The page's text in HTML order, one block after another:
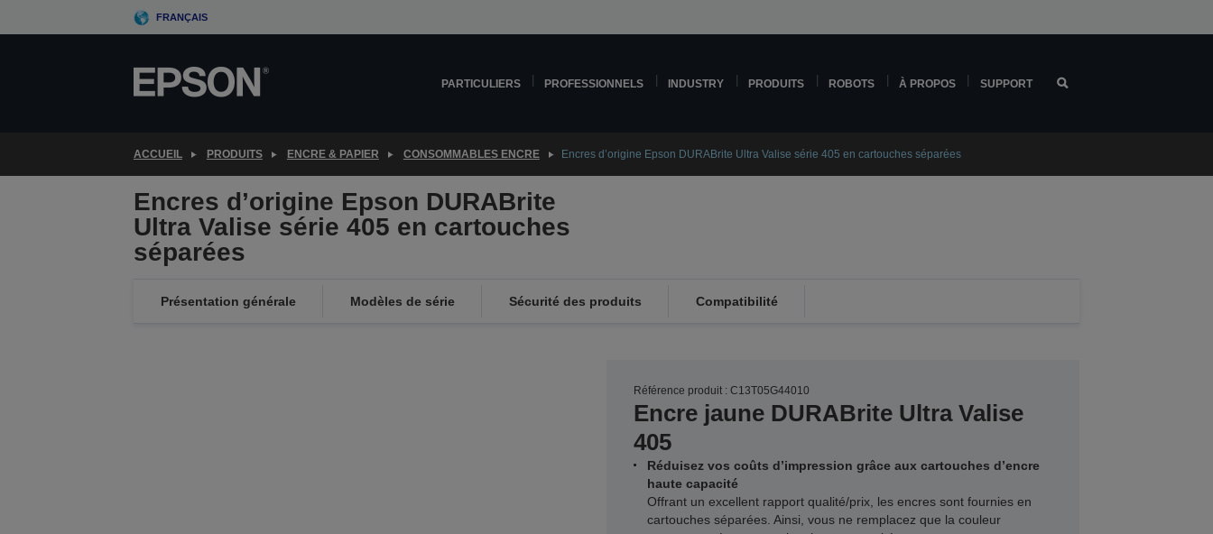
to
FRANÇAIS
PARTICULIERS PROFESSIONNELS INDUSTRY PRODUITS ROBOTS À PROPOS SUPPORT
ACCUEIL PRODUITS ENCRE & PAPIER CONSOMMABLES ENCRE Encres d’origine Epson DURABrite Ultra Valise série 405 en cartouches séparées
Encres d’origine Epson DURABrite
Ultra Valise série 405 en cartouches
séparées
Présentation générale Modèles de série Sécurité des produits Compatibilité
Référence produit : C13T05G44010
Encre jaune DURABrite Ultra Valise
405
Réduisez vos coûts d’impression grâce aux cartouches d’encre
haute capacité
Offrant un excellent rapport qualité/prix, les encres sont fournies en
cartouches séparées. Ainsi, vous ne remplacez que la couleur